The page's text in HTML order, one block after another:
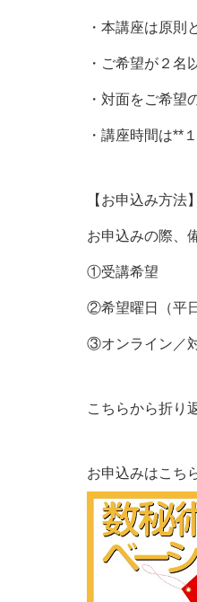
・本講座は原則
・ご希望が２名
・対面をご希望
・講座時間は**
【お申込み方法】
お申込みの際、
①受講希望
②希望曜日（平
③オンライン／
こちらから折り
お申込みはこち